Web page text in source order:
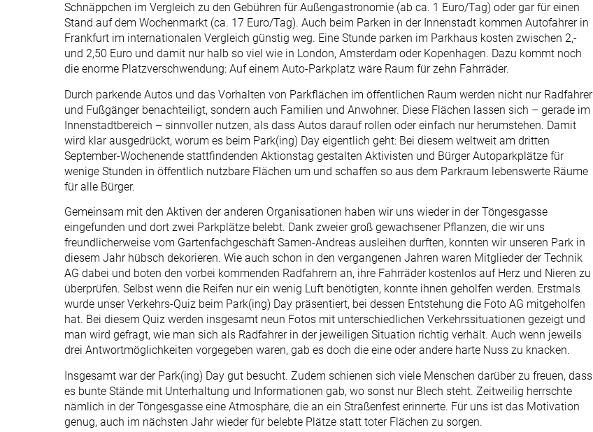
Schnäppchen im Vergleich zu den Gebühren für Außengastronomie (ab ca. 1 Euro/Tag) oder gar für einen
Stand auf dem Wochenmarkt (ca. 17 Euro/Tag). Auch beim Parken in der Innenstadt kommen Autofahrer in
Frankfurt im internationalen Vergleich günstig weg. Eine Stunde parken im Parkhaus kosten zwischen 2,-
und 2,50 Euro und damit nur halb so viel wie in London, Amsterdam oder Kopenhagen. Dazu kommt noch
die enorme Platzverschwendung: Auf einem Auto-Parkplatz wäre Raum für zehn Fahrräder.
Durch parkende Autos und das Vorhalten von Parkflächen im öffentlichen Raum werden nicht nur Radfahrer
und Fußgänger benachteiligt, sondern auch Familien und Anwohner. Diese Flächen lassen sich – gerade im
Innenstadtbereich – sinnvoller nutzen, als dass Autos darauf rollen oder einfach nur herumstehen. Damit
wird klar ausgedrückt, worum es beim Park(ing) Day eigentlich geht: Bei diesem weltweit am dritten
September-Wochenende stattfindenden Aktionstag gestalten Aktivisten und Bürger Autoparkplätze für
wenige Stunden in öffentlich nutzbare Flächen um und schaffen so aus dem Parkraum lebenswerte Räume
für alle Bürger.
Gemeinsam mit den Aktiven der anderen Organisationen haben wir uns wieder in der Töngesgasse
eingefunden und dort zwei Parkplätze belebt. Dank zweier groß gewachsener Pflanzen, die wir uns
freundlicherweise vom Gartenfachgeschäft Samen-Andreas ausleihen durften, konnten wir unseren Park in
diesem Jahr hübsch dekorieren. Wie auch schon in den vergangenen Jahren waren Mitglieder der Technik
AG dabei und boten den vorbei kommenden Radfahrern an, ihre Fahrräder kostenlos auf Herz und Nieren zu
überprüfen. Selbst wenn die Reifen nur ein wenig Luft benötigten, konnte ihnen geholfen werden. Erstmals
wurde unser Verkehrs-Quiz beim Park(ing) Day präsentiert, bei dessen Entstehung die Foto AG mitgeholfen
hat. Bei diesem Quiz werden insgesamt neun Fotos mit unterschiedlichen Verkehrssituationen gezeigt und
man wird gefragt, wie man sich als Radfahrer in der jeweiligen Situation richtig verhält. Auch wenn jeweils
drei Antwortmöglichkeiten vorgegeben waren, gab es doch die eine oder andere harte Nuss zu knacken.
Insgesamt war der Park(ing) Day gut besucht. Zudem schienen sich viele Menschen darüber zu freuen, dass
es bunte Stände mit Unterhaltung und Informationen gab, wo sonst nur Blech steht. Zeitweilig herrschte
nämlich in der Töngesgasse eine Atmosphäre, die an ein Straßenfest erinnerte. Für uns ist das Motivation
genug, auch im nächsten Jahr wieder für belebte Plätze statt toter Flächen zu sorgen.